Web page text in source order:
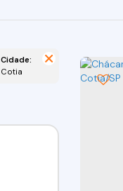
Cidade:
Cotia